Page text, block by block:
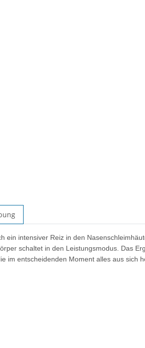
ein intensiver Reiz in den
schaltet in den Leistungsmodus. Das
im entscheidenden Moment alles aus sich